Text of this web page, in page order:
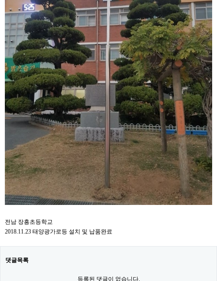
전남 장흥초등학교
2018.11.23 태양광가로등 설치 및 납품완료
댓글목록
등록된 댓글이 없습니다.